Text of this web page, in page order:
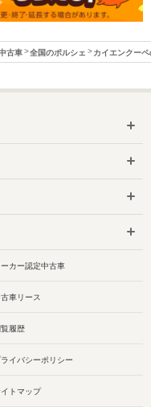
古車 全国のポルシェ カイエンクー
ーカー認定中古車
車リース
覧履歴
ライバシーポリシー
トマップ